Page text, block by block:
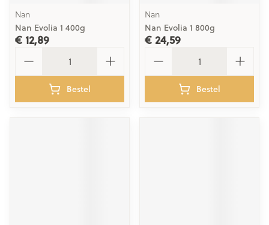
Nan
Nan Evolia 1 400g
€ 12,89
Bestel
Nan
Nan Evolia 1 800g
€ 24,59
Bestel